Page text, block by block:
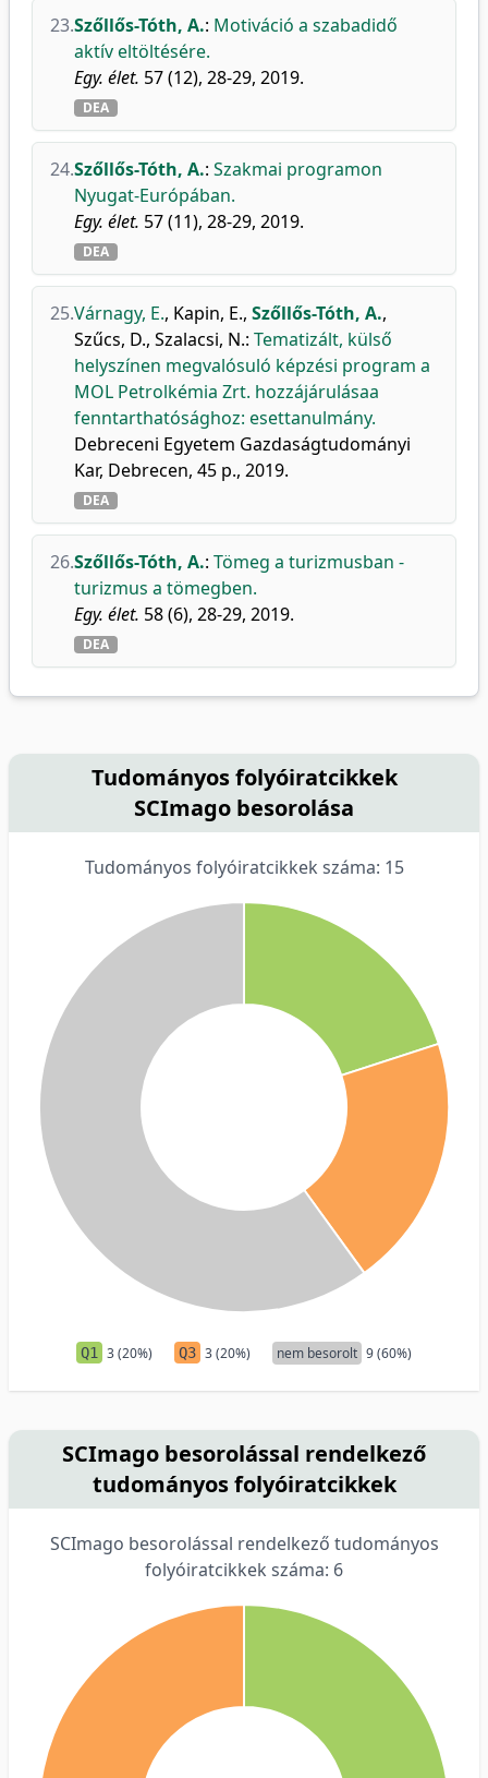
23.Szőllős-Tóth, A.: Motiváció a szabadidő
aktív eltöltésére.
Egy. élet. 57 (12), 28-29, 2019.
DEA
24.Szőllős-Tóth, A.: Szakmai programon
Nyugat-Európában.
Egy. élet. 57 (11), 28-29, 2019.
DEA
25.Várnagy, E., Kapin, E., Szőllős-Tóth, A.,
Szűcs, D., Szalacsi, N.: Tematizált, külső
helyszínen megvalósuló képzési program a
MOL Petrolkémia Zrt. hozzájárulásaa
fenntarthatósághoz: esettanulmány.
Debreceni Egyetem Gazdaságtudományi
Kar, Debrecen, 45 p., 2019.
DEA
26.Szőllős-Tóth, A.: Tömeg a turizmusban -
turizmus a tömegben.
Egy. élet. 58 (6), 28-29, 2019.
DEA
Tudományos folyóiratcikkek
SCImago besorolása
Tudományos folyóiratcikkek száma: 15
Q1 3 (20%) Q3 3 (20%) nem besorolt 9 (60%)
SCImago besorolással rendelkező
tudományos folyóiratcikkek
SCImago besorolással rendelkező tudományos
folyóiratcikkek száma: 6